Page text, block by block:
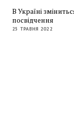
В Україні
посвідчення
25 ТРАВНЯ 2022